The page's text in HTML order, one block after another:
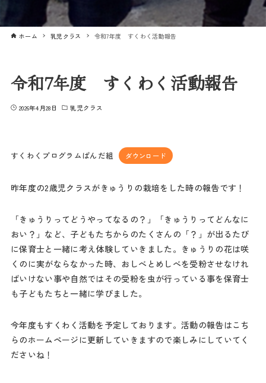
ホーム 乳児クラス 令和7年度 すくわく活動報告
令和7年度 すくわく活動報告
2026年4月28日 乳児クラス
すくわくプログラムぱんだ組 ダウンロード
昨年度の2歳児クラスがきゅうりの栽培をした時の報告です！
「きゅうりってどうやってなるの？」「きゅうりってどんなに
おい？」など、子どもたちからのたくさんの「？」が出るたび
に保育士と一緒に考え体験していきました。きゅうりの花は咲
くのに実がならなかった時、おしべとめしべを受粉させなけれ
ばいけない事や自然ではその受粉を虫が行っている事を保育士
も子どもたちと一緒に学びました。
今年度もすくわく活動を予定しております。活動の報告はこち
らのホームページに更新していきますので楽しみにしていてく
ださいね！